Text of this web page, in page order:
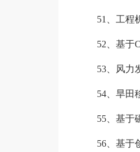
51、工程机
52、基于
53、风力发
54、旱田移
55、基于磁
56、基于创